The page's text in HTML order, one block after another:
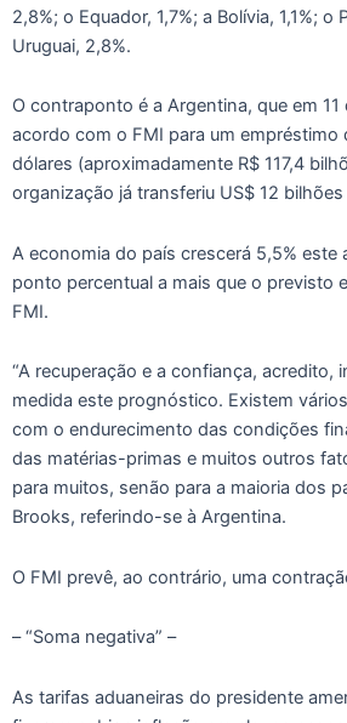
2,8%; o Equador, 1,7%; a Bolívia, 1,1%; o
Uruguai, 2,8%.
O contraponto é a Argentina, que em 11
acordo com o FMI para um empréstimo
dólares (aproximadamente R$ 117,4
organização já transferiu US$ 12
A economia do país crescerá 5,5% este
ponto percentual a mais que o previsto
FMI.
“A recuperação e a confiança, acredito,
medida este prognóstico. Existem
com o endurecimento das condições
das matérias-primas e muitos outros
para muitos, senão para a maioria dos
Brooks, referindo-se à Argentina.
O FMI prevê, ao contrário, uma
– “Soma negativa” –
As tarifas aduaneiras do presidente